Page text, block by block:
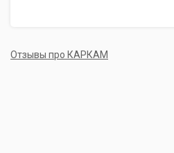
Отзывы про КАРКАМ